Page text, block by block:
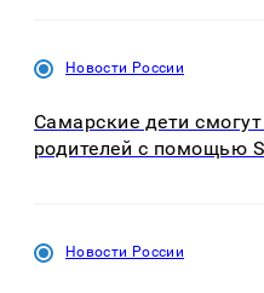
Новости России
Самарские дети
родителей с помощью
Новости России